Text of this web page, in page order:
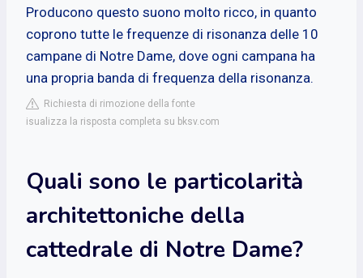
Producono questo suono molto ricco, in quanto
coprono tutte le frequenze di risonanza delle 10
campane di Notre Dame, dove ogni campana ha
una propria banda di frequenza della risonanza.
Richiesta di rimozione della fonte
isualizza la risposta completa su bksv.com
Quali sono le particolarità
architettoniche della
cattedrale di Notre Dame?